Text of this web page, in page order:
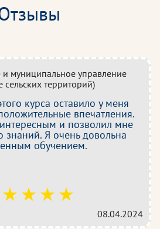
и муниципальное управление
сельских территорий)
курса оставило у меня
впечатления.
и позволил мне
знаний. Я очень довольна
обучением.
08.04.2024